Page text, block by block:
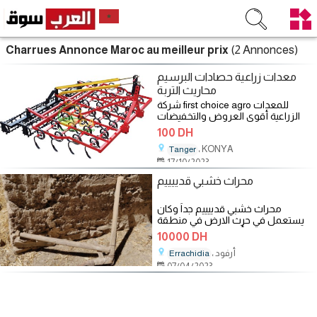
Charrues Annonce Maroc au meilleur prix (2 Annonces)
معدات زراعية حصادات البرسيم
محاريث التربة
شركة first choice agro للمعدات
الزراعية أقوى العروض والتخفيضات
على المعدات الزراعية احصل على ما
100 DH
Tanger ، KONYA
17/10/2023
محراث خشبي قدييييم
محراث خشبي قدييييم جداً وكان
يستعمل في حرث الارض في منطقة
أرفود انه بحالة ممتازة
10000 DH
Errachidia ، أرفود
07/04/2023